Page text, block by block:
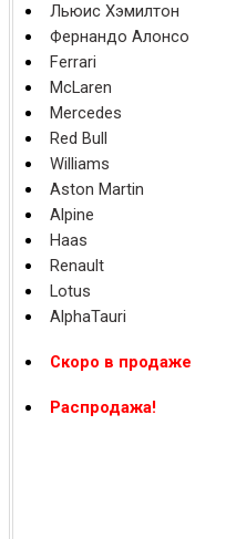
Льюис Хэмилтон
Фернандо Алонсо
Ferrari
McLaren
Mercedes
Red Bull
Williams
Aston Martin
Alpine
Haas
Renault
Lotus
AlphaTauri
Скоро в продаже
Распродажа!